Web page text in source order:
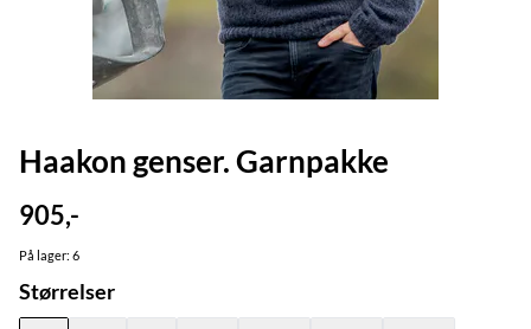
Haakon genser. Garnpakke
905,-
På lager: 6
Størrelser